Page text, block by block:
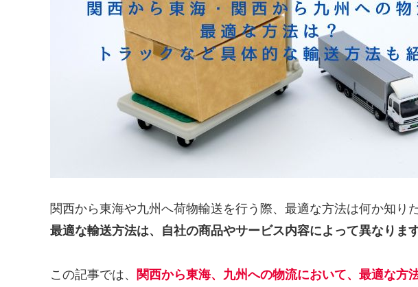
関西から東海や九州へ荷物輸送を行う際、最適な方法は何か知り
最適な輸送方法は、自社の商品やサービス内容によって異なりま
この記事では、 関西から東海、九州への物流において、最適な方